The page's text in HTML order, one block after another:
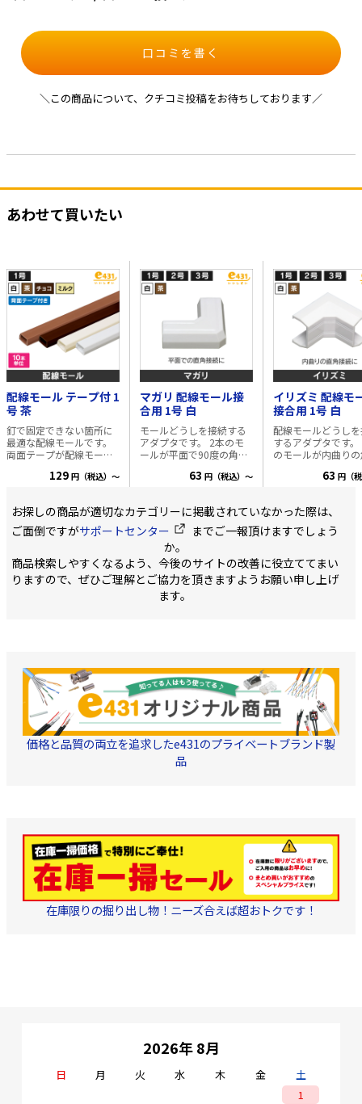
口コミを書く
＼この商品について、クチコミ投稿をお待ちしております／
あわせて買いたい
配線モール テープ付 1
号 茶
釘で固定できない箇所に
最適な配線モールです。
両面テープが配線モール
ので、テープを貼る作業
油、ゴミなどが付かない
ように掃除してくださ
い。 ※凹凸面に設置する
ます。 長さ:1m ◆対応ケ
ーブル 同軸ケーブル
3C×2本、4C～5C×1本
129 円（税込）～
マガリ 配線モール接
合用 1号 白
モールどうしを接続する
アダプタです。 2本のモ
ールが平面で90度の角度
続アダプタを接合部に取
茶 ※サイズとカラーを上
記よりお選び下さい
63 円（税込）～
イリズミ 配線モ
接合用 1号 白
配線モールどうし
するアダプタです。 2本
のモールが内曲り
に、この接続アダ
ー:白・茶 ※カラーとサイ
ズを下記よりお選
い ※
63 円（
お探しの商品が適切なカテゴリーに掲載されていなかった際は、
ご面倒ですがサポートセンター
までご一報頂けますでしょう
か。
商品検索しやすくなるよう、今後のサイトの改善に役立ててまい
りますので、ぜひご理解とご協力を頂きますようお願い申し上げ
ます。
価格と品質の両立を追求したe431のプライベートブランド製
品
在庫限りの掘り出し物！ニーズ合えば超おトクです！
2026年 8月
日 月 火 水 木 金
土
1